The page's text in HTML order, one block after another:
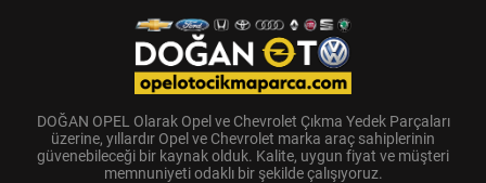
DOĞAN OPEL Olarak Opel ve Chevrolet Çıkma Yedek Parçaları
üzerine, yıllardır Opel ve Chevrolet marka araç sahiplerinin
güvenebileceği bir kaynak olduk. Kalite, uygun fiyat ve müşteri
memnuniyeti odaklı bir şekilde çalışıyoruz.